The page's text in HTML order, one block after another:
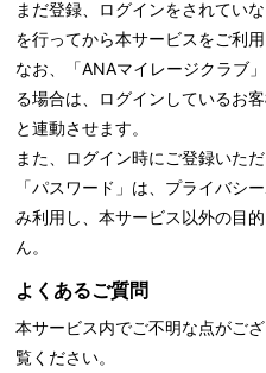
まだ登録、ログインをされてい
を行ってから本サービスをご利用
なお、「ANAマイレージクラブ
る場合は、ログインしているお
と連動させます。
また、ログイン時にご登録いた
「パスワード」は、 プライバシ
み利用し、本サービス以外の目
ん。
よくあるご質問
本サービス内でご不明な点がござ
覧ください。